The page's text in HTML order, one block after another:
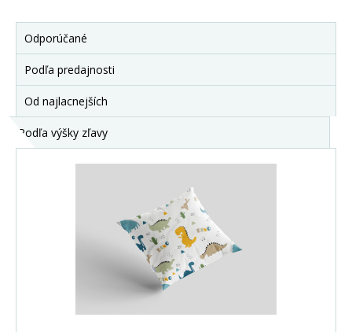
Odporúčané
Podľa predajnosti
Od najlacnejších
Podľa výšky zľavy